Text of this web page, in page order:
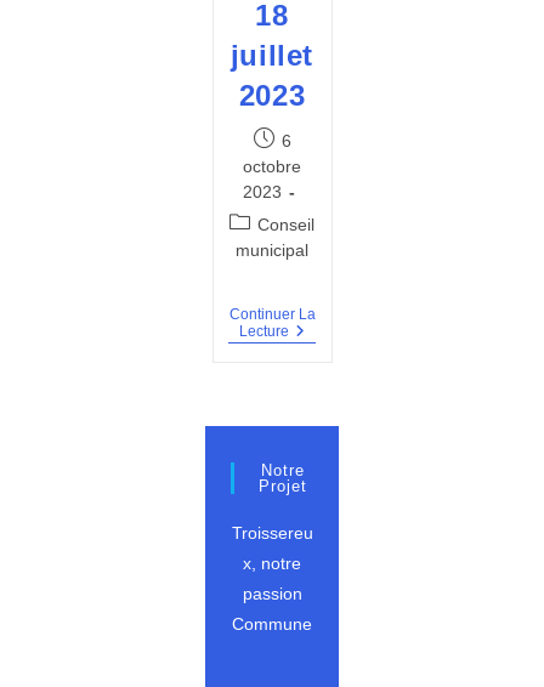
18
juillet
2023
Publication
publiée :
6
octobre
2023
Post
category:
Conseil
municipal
Continuer La
Lecture PV
Notre
Projet
Troissereu
x, notre
passion
Commune